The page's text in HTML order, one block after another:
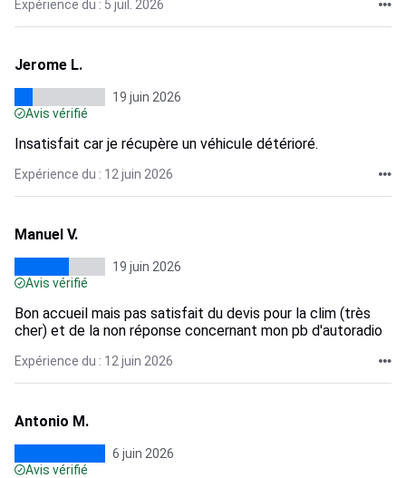
Expérience du : 5 juil. 2026
Jerome L.
19 juin 2026
Avis vérifié
Insatisfait car je récupère un véhicule détérioré.
Expérience du : 12 juin 2026
Manuel V.
19 juin 2026
Avis vérifié
Bon accueil mais pas satisfait du devis pour la clim (très
cher) et de la non réponse concernant mon pb d'autoradio
Expérience du : 12 juin 2026
Antonio M.
6 juin 2026
Avis vérifié